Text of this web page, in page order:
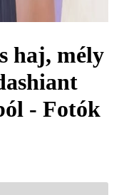
haj, mély
- Fotók